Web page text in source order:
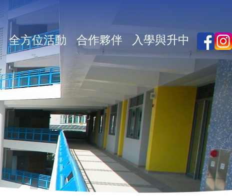
全方位活動 合作夥伴 入學與升中